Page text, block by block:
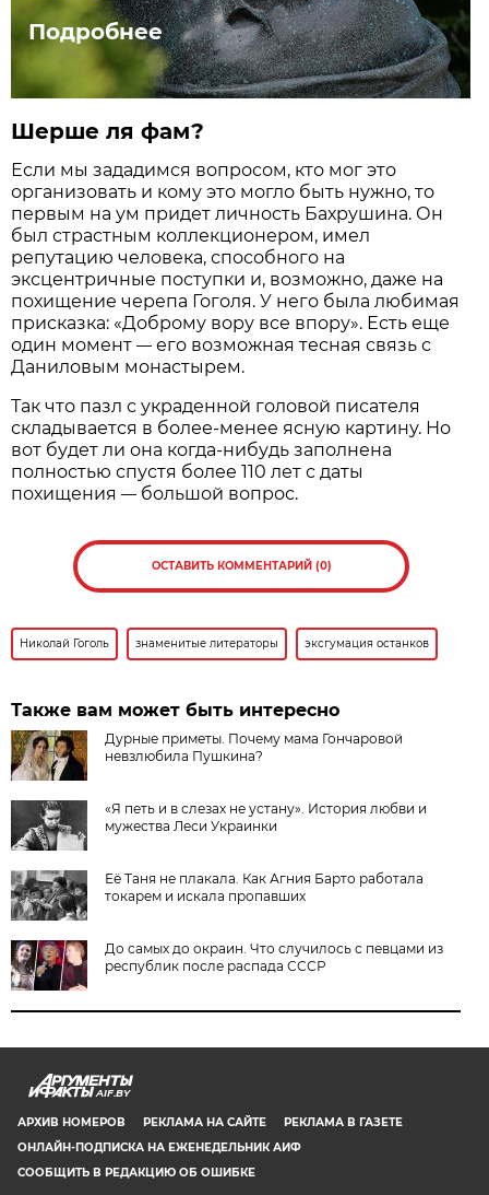
Подробнее
Шерше ля фам?
Если мы зададимся вопросом, кто мог это
организовать и кому это могло быть нужно, то
первым на ум придет личность Бахрушина. Он
был страстным коллекционером, имел
репутацию человека, способного на
эксцентричные поступки и, возможно, даже на
похищение черепа Гоголя. У него была любимая
присказка: «Доброму вору все впору». Есть еще
один момент— его возможная тесная связь с
Даниловым монастырем.
Так что пазл с украденной головой писателя
складывается в более-менее ясную картину. Но
вот будет ли она когда-нибудь заполнена
полностью спустя более 110 лет с даты
похищения— большой вопрос.
ОСТАВИТЬ КОММЕНТАРИЙ (0)
Николай Гоголь знаменитые литераторы эксгумация останков
Также вам может быть интересно
Дурные приметы. Почему мама Гончаровой
невзлюбила Пушкина?
«Я петь и в слезах не устану». История любви и
мужества Леси Украинки
Её Таня не плакала. Как Агния Барто работала
токарем и искала пропавших
До самых до окраин. Что случилось с певцами из
республик после распада СССР
AIF.BY
АРХИВ НОМЕРОВ РЕКЛАМА НА САЙТЕ
РЕКЛАМА В ГАЗЕТЕ
ОНЛАЙН-ПОДПИСКА НА ЕЖЕНЕДЕЛЬНИК АИФ
СООБЩИТЬ В РЕДАКЦИЮ ОБ ОШИБКЕ